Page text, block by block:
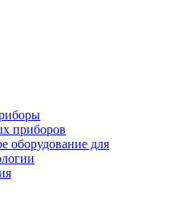
приборов
оборудование для